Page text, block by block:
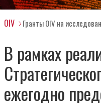
OIV Гранты OIV на
В рамках
ежегодно